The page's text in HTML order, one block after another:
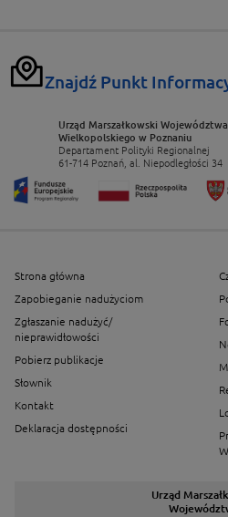
Znajdź Punkt
Urząd Marszałkowski Województwa
Wielkopolskiego w Poznaniu
Departament Polityki Regionalnej
61-714 Poznań, al. Niepodległości 34
Strona główna
Zapobieganie nadużyciom
Zgłaszanie nadużyć/
nieprawidłowości
Pobierz publikacje
Słownik
Kontakt
Deklaracja dostępności
Urząd